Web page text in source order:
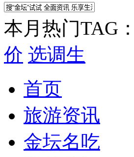
本月热门TAG：
价 选调生
首页
旅游资讯
金坛名吃